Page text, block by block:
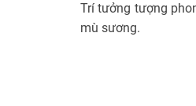
Trí tưởng tượng
mù sương.